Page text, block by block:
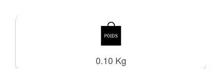
0.10 Kg